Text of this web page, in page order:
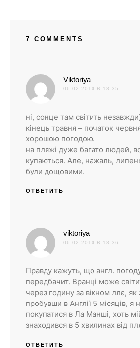
7 COMMENTS
Viktoriya
06.02.2010 В 18:35
ні, сонце там світить
кінець травня – початок
хорошою погодою.
на пляжі дуже багато людей,
купаються. Але, нажаль,
були дощовими.
ОТВЕТИТЬ
viktoriya
06.02.2010 В 18:36
Правду кажуть, що англ.
передбачит. Вранці може
через годину за вікном ллє, як
пробувши в Англії 5 місяців, я
покупатися в Ла Манші, хоть
знаходився в 5 хвилинах від
ОТВЕТИТЬ